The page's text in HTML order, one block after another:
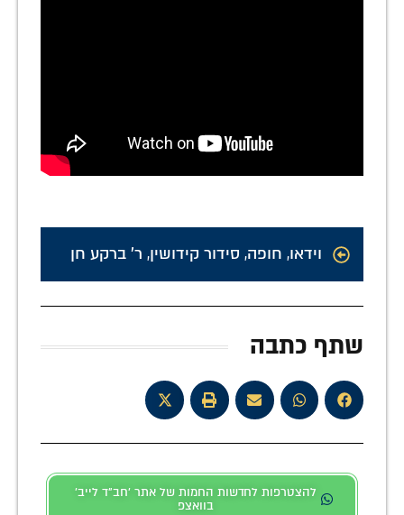
וידאו, חופה, סידור קידושין, ר' ברקע חן
שתף כתבה
להצטרפות לחדשות החמות של אתר 'חב"ד לייב'
בוואצפ